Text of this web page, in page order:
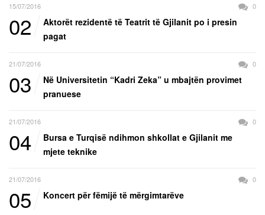
15/07/2016 0
02
Aktorët rezidentë të Teatrit të Gjilanit po i presin
pagat
21/07/2016 0
03
Në Universitetin “Kadri Zeka” u mbajtën provimet
pranuese
21/07/2016 0
04
Bursa e Turqisë ndihmon shkollat e Gjilanit me
mjete teknike
21/07/2016 0
05 Koncert për fëmijë të mërgimtarëve